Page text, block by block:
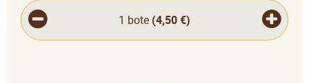
1 bote (4,50 €)